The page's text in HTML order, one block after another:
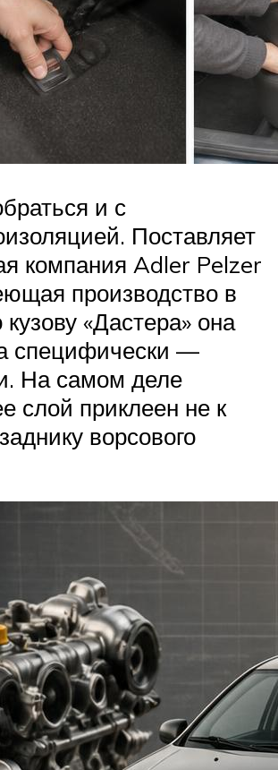
и с
Поставляет
компания Adler Pelzer
производство в
«Дастера» она
специфически —
На самом деле
слой приклеен не к
ворсового